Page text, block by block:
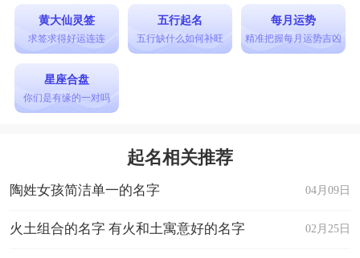
黄大仙灵签
求签求得好运连连
五行起名
五行缺什么如何补旺
每月运势
精准把握每月运势吉凶
星座合盘
你们是有缘的一对吗
起名相关推荐
04月09日
陶姓女孩简洁单一的名字
02月25日
火土组合的名字 有火和土寓意好的名字